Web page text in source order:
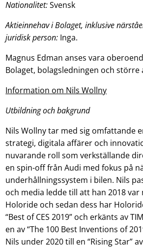
Nationalitet:Svensk
Aktieinnehav i Bolaget, inklusive
juridisk person: Inga.
Magnus Edman anses vara
Bolaget, bolagsledningen och större
Information om Nils Wollny
Utbildning och bakgrund
Nils Wollny tar med sig omfattande
strategi, digitala affärer och
nuvarande roll som verkställande
en spin-off från Audi med fokus på
underhållningssystem i bilen. Nils
och media ledde till att han 2018
Holoride och sedan dess har
“Best of CES 2019” och erkänts av
en av “The 100 Best Inventions of
Nils under 2020 till en “Rising Star”